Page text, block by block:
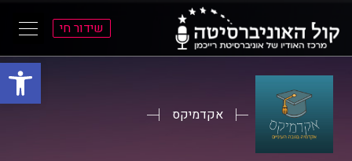
פתח
שידור חי
אקדמיקס